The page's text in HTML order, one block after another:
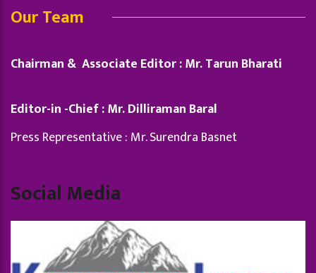
Our Team
Chairman & Associate Editor : Mr. Tarun Bharati
Editor-in -Chief : Mr. Dilliraman Baral
Press Representative : Mr. Surendra Basnet
Social Media